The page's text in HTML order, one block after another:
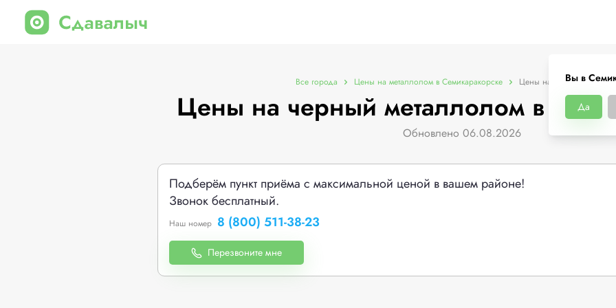
Вы в
Да
Все города Цены на металлолом в Семикаракорске Цены на черный
Цены на черный металлолом в
Обновлено 06.08.2026
Подберём пункт приёма с максимальной ценой в вашем районе!
Звонок бесплатный.
Наш номер 8 (800) 511-38-23
Перезвоните мне